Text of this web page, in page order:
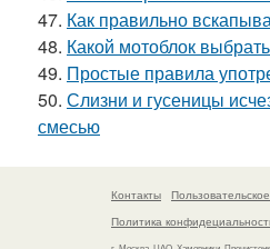
47. Как правильно
48. Какой мотоблок
49. Простые правила
50. Слизни и гусеницы
смесью
Контакты
Политика